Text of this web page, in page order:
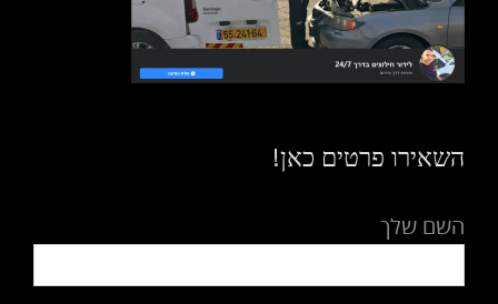
השאירו פרטים כאן!
השם שלך